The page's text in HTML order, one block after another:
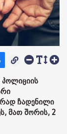
პოლიციის
ჩადენილი
მათ შორის, 2